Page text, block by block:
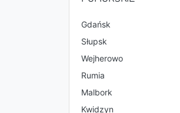
Gdańsk
Słupsk
Wejherowo
Rumia
Malbork
Kwidzyn